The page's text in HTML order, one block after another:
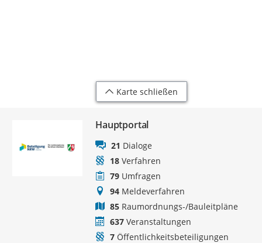
Karte schließen
Hauptportal
21 Dialoge
18 Verfahren
79 Umfragen
94 Meldeverfahren
85 Raumordnungs-/Bauleitpläne
637 Veranstaltungen
7 Öffentlichkeitsbeteiligungen